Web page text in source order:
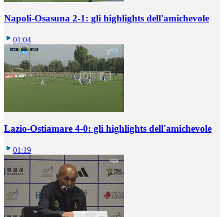
Napoli-Osasuna 2-1: gli highlights dell'amichevole
01:04
Lazio-Ostiamare 4-0: gli highlights dell'amichevole
01:19